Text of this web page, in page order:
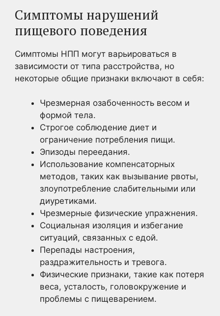
Симптомы нарушений
пищевого поведения
Симптомы НПП могут варьироваться в
зависимости от типа расстройства, но
некоторые общие признаки включают в себя:
Чрезмерная озабоченность весом и
формой тела.
Строгое соблюдение диет и
ограничение потребления пищи.
Эпизоды переедания.
Использование компенсаторных
методов, таких как вызывание рвоты,
злоупотребление слабительными или
диуретиками.
Чрезмерные физические упражнения.
Социальная изоляция и избегание
ситуаций, связанных с едой.
Перепады настроения,
раздражительность и тревога.
Физические признаки, такие как потеря
веса, усталость, головокружение и
проблемы с пищеварением.